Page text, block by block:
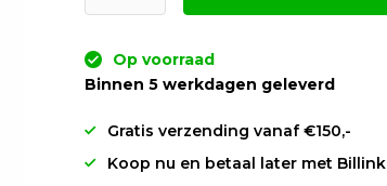
Op voorraad
Binnen 5 werkdagen geleverd
Gratis verzending vanaf €150,-
Koop nu en betaal later met Billink